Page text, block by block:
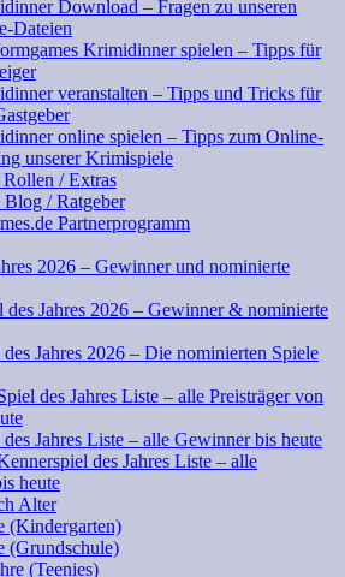
Download – Fragen zu unseren
Dateien
Krimidinner spielen – Tipps für
veranstalten – Tipps und Tricks für
online spielen – Tipps zum Online-
unserer Krimispiele
/ Extras
/ Ratgeber
Partnerprogramm
2026 – Gewinner und nominierte
des Jahres 2026 – Gewinner & nominierte
Jahres 2026 – Die nominierten Spiele
des Jahres Liste – alle Preisträger von
Jahres Liste – alle Gewinner bis heute
des Jahres Liste – alle
heute
Alter
(Kindergarten)
(Grundschule)
(Teenies)